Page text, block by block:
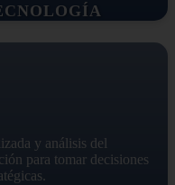
y análisis del
para tomar decisiones